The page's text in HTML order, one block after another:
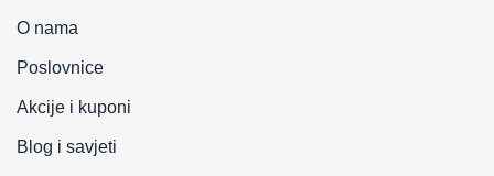
O nama
Poslovnice
Akcije i kuponi
Blog i savjeti